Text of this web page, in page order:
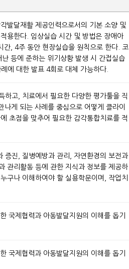
발달재활 제공인력으로서의 기본 소양 및
용한다. 임상실습 시간 및 방법은 장애아
간, 4주 동안 현장실습을 원칙으로 한다. 코
등에 준하는 위기상황 발생 시 간접실습
에 대한 발표 4회로 대체 가능하다.
하고, 치료에서 필요한 다양한 평가툴을 직
게 되는 사례를 중심으로 어떻게 클라이
초점을 맞추어 필요한 감각통합치료를 적
증진, 질병예방과 관리, 자연환경의 보전과
관리활동 등에 관한 지식과 정보를 제공하
구나 이해하여야 할 실용학문이며, 작업치
국제협력과 아동발달지원의 이해를 돕기
국제협력과 아동발달지원의 이해를 돕기